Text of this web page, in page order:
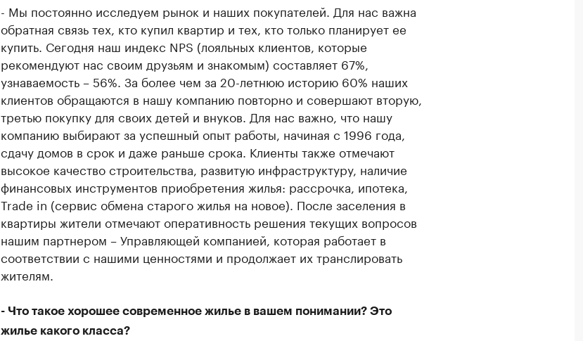
- Мы постоянно исследуем рынок и наших покупателей. Для нас важна
обратная связь тех, кто купил квартир и тех, кто только планирует ее
купить. Сегодня наш индекс NPS (лояльных клиентов, которые
рекомендуют нас своим друзьям и знакомым) составляет 67%,
узнаваемость – 56%. За более чем за 20-летнюю историю 60% наших
клиентов обращаются в нашу компанию повторно и совершают вторую,
третью покупку для своих детей и внуков. Для нас важно, что нашу
компанию выбирают за успешный опыт работы, начиная с 1996 года,
сдачу домов в срок и даже раньше срока. Клиенты также отмечают
высокое качество строительства, развитую инфраструктуру, наличие
финансовых инструментов приобретения жилья: рассрочка, ипотека,
Trade in (сервис обмена старого жилья на новое). После заселения в
квартиры жители отмечают оперативность решения текущих вопросов
нашим партнером – Управляющей компанией, которая работает в
соответствии с нашими ценностями и продолжает их транслировать
жителям.
- Что такое хорошее современное жилье в вашем понимании? Это
жилье какого класса?